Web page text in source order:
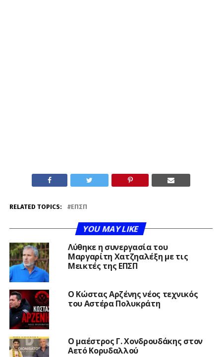
RELATED TOPICS: ΕΠΣΠ
YOU MAY LIKE
Λύθηκε η συνεργασία του
Μαργαρίτη Χατζηαλέξη με τις
Μεικτές της ΕΠΣΠ
Ο Κώστας Αρζένης νέος τεχνικός
του Αστέρα Πολυκράτη
Ο μαέστρος Γ. Χονδρουδάκης στον
Αετό Κορυδαλλού